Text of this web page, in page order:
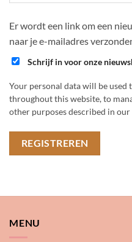
Er wordt een link om een
naar je e-mailadres
Schrijf in voor onze
Your personal data will be
throughout this website, to
other purposes described in our
REGISTREREN
MENU